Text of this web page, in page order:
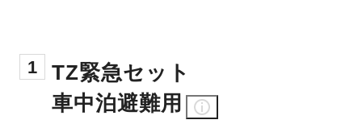
1
TZ緊急セット
車中泊避難用